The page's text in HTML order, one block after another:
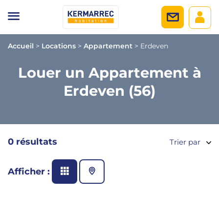
Accueil > Locations > Appartement > Erdeven
Louer un Appartement à
Erdeven (56)
0 résultats Trier par
Afficher :